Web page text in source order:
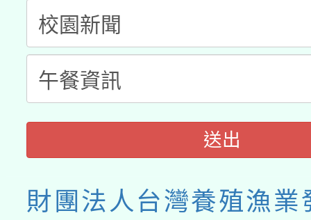
送出
財團法人台灣養殖漁業